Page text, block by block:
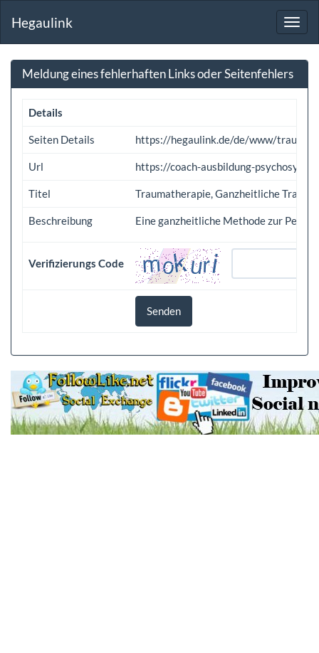
Hegaulink
Meldung eines fehlerhaften Links oder Seitenfehlers
Details
Seiten Details https://hegaulink.de/de/www/
Url https://coach-ausbildung-
Titel Traumatherapie, Ganzheitliche
Beschreibung Eine ganzheitliche Methode zur
Verifizierungs Code